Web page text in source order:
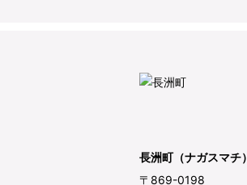
長洲町（ナガスマチ）
〒869-0198